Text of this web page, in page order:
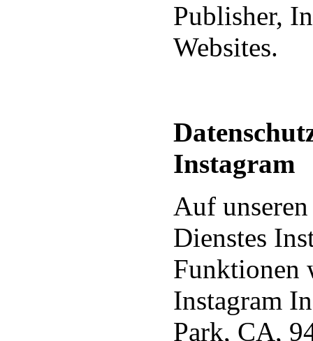
Publisher,
Websites.
Instagram
Auf
Dienstes
Funktionen
Instagram
Park, CA,